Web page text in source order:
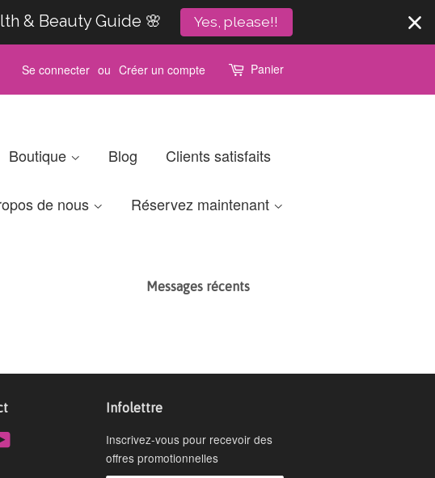
& Beauty Guide 🌸 Yes, please!!
Se connecter ou Créer un compte Panier
Boutique Blog Clients satisfaits
de nous Réservez maintenant
Messages récents
Infolettre
Inscrivez-vous pour recevoir des
offres promotionnelles